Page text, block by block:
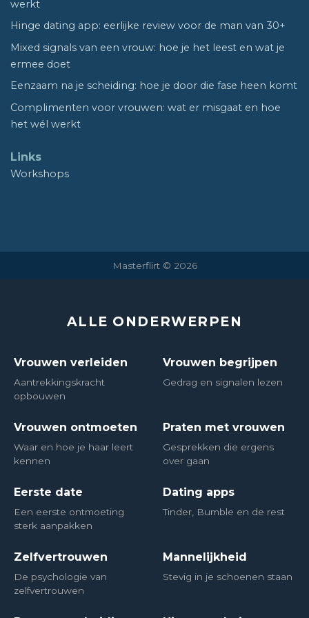
werkt
Hinge dating app: eerlijke review voor de man van 30+
Mixed signals van een vrouw: hoe je het leest en wat je
ermee doet
Eenzaam na je scheiding: hoe je door die fase heen komt
Complimenten voor vrouwen: wat er misgaat en hoe
het wél werkt
Links
Workshops
Masterflirt © 2026
ALLE ONDERWERPEN
Vrouwen verleiden
Aantrekkingskracht
opbouwen
Vrouwen begrijpen
Gedrag en signalen lezen
Vrouwen ontmoeten
Waar en hoe je haar leert
kennen
Praten met vrouwen
Gesprekken die ergens
over gaan
Eerste date
Een eerste ontmoeting
sterk aanpakken
Dating apps
Tinder, Bumble en de rest
Zelfvertrouwen
De psychologie van
zelfvertrouwen
Mannelijkheid
Stevig in je schoenen staan